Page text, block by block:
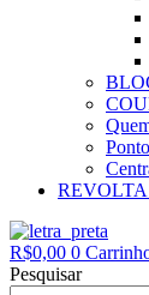
R$0,00 0
Pesquisar